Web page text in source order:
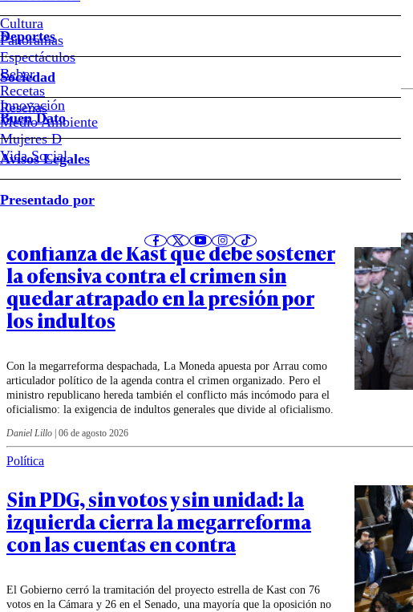
Cultura
Panoramas
Espectáculos
Beber
Recetas
Reseñas
Deportes
Sociedad
Innovación
Medio Ambiente
Mujeres D
Vida Social
Buen Dato
Avisos Legales
Presentado por
Últimos artículos de Daniel Lillo
Política
La hora de Arrau: el operador de
confianza de Kast que debe sostener
la ofensiva contra el crimen sin
quedar atrapado en la presión por
los indultos
Con la megarreforma despachada, La Moneda apuesta por Arrau como
articulador político de la agenda contra el crimen organizado. Pero el
ministro republicano hereda también el conflicto más incómodo para el
oficialismo: la exigencia de indultos generales que divide al oficialismo.
Daniel Lillo 06 de agosto 2026
Política
Sin PDG, sin votos y sin unidad: la
izquierda cierra la megarreforma
con las cuentas en contra
El Gobierno cerró la tramitación del proyecto estrella de Kast con 76
votos en la Cámara y 26 en el Senado, una mayoría que la oposición no